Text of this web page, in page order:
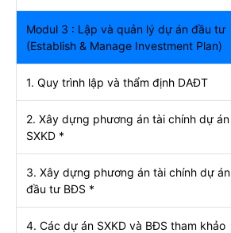
Modul 3 : Lập và quản lý dự án đầu tư
(Establish & Manage Investment Plan)
1. Quy trình lập và thẩm định DAĐT
2. Xây dựng phương án tài chính dự án
SXKD *
3. Xây dựng phương án tài chính dự án
đầu tư BĐS *
4. Các dự án SXKD và BĐS tham khảo